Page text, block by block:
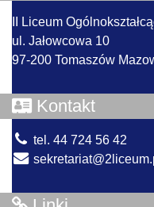
II Liceum
ul. Jałowcowa 10
97-200 Tomaszów
Kontakt
tel. 44 724 56 42